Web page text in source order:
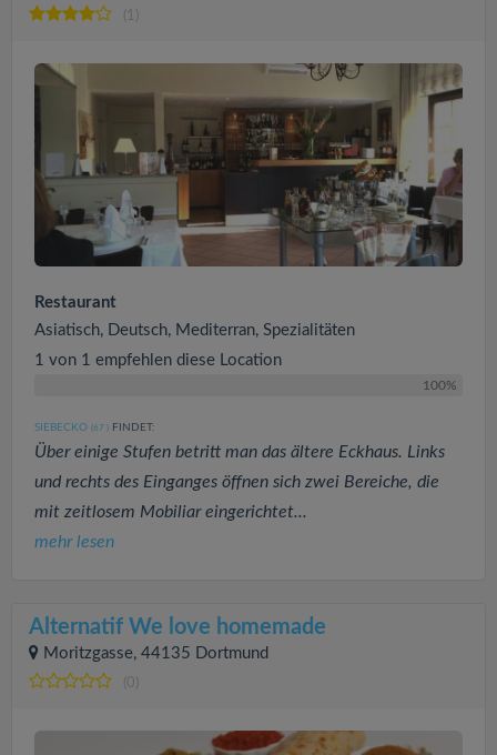
(1)
Restaurant
Asiatisch, Deutsch, Mediterran, Spezialitäten
1 von 1 empfehlen diese Location
100%
SIEBECKO (67 ) FINDET:
Über einige Stufen betritt man das ältere Eckhaus. Links
und rechts des Einganges öffnen sich zwei Bereiche, die
mit zeitlosem Mobiliar eingerichtet...
mehr lesen
Alternatif We love homemade
Moritzgasse, 44135 Dortmund
(0)